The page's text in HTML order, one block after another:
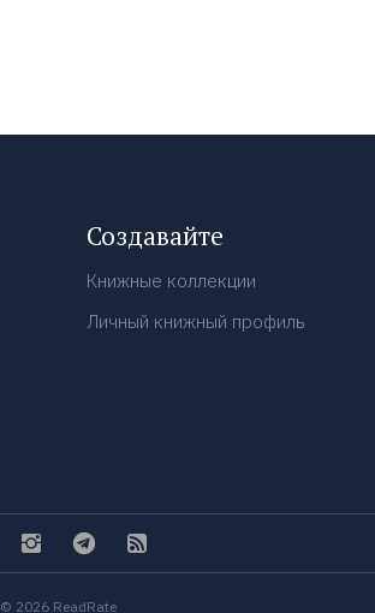
Создавайте
Книжные коллекции
Личный книжный профиль
© 2026 ReadRate